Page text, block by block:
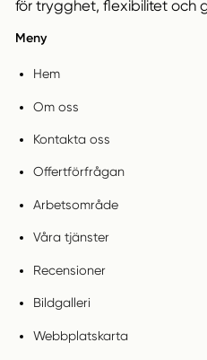
för trygghet, flexibilitet och
Meny
Hem
Om oss
Kontakta oss
Offertförfrågan
Arbetsområde
Våra tjänster
Recensioner
Bildgalleri
Webbplatskarta